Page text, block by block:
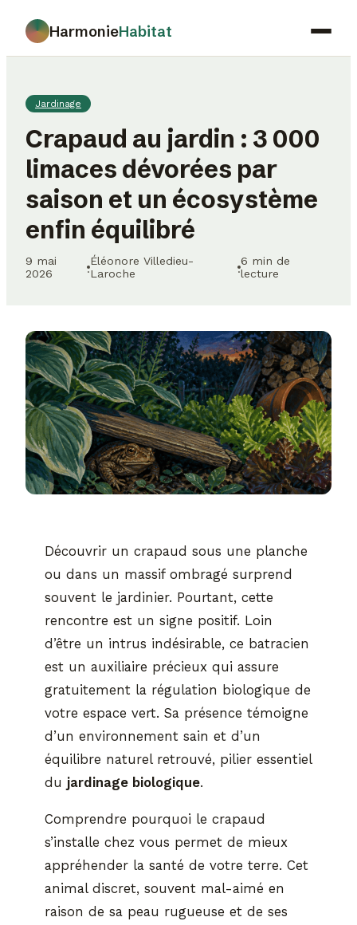
HarmonieHabitat
Déco
Jardinage
Immobilier
Gastronomie
Jardinage
Crapaud au jardin : 3 000
limaces dévorées par
saison et un écosystème
enfin équilibré
9 mai
2026
·
Éléonore Villedieu-
Laroche
·
6 min de
lecture
Découvrir un crapaud sous une planche
ou dans un massif ombragé surprend
souvent le jardinier. Pourtant, cette
rencontre est un signe positif. Loin
d’être un intrus indésirable, ce batracien
est un auxiliaire précieux qui assure
gratuitement la régulation biologique de
votre espace vert. Sa présence témoigne
d’un environnement sain et d’un
équilibre naturel retrouvé, pilier essentiel
du jardinage biologique.
Comprendre pourquoi le crapaud
s’installe chez vous permet de mieux
appréhender la santé de votre terre. Cet
animal discret, souvent mal-aimé en
raison de sa peau rugueuse et de ses